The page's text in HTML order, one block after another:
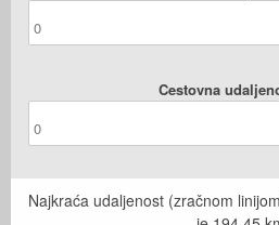
Cestovna
Najkraća udaljenost (zračnom